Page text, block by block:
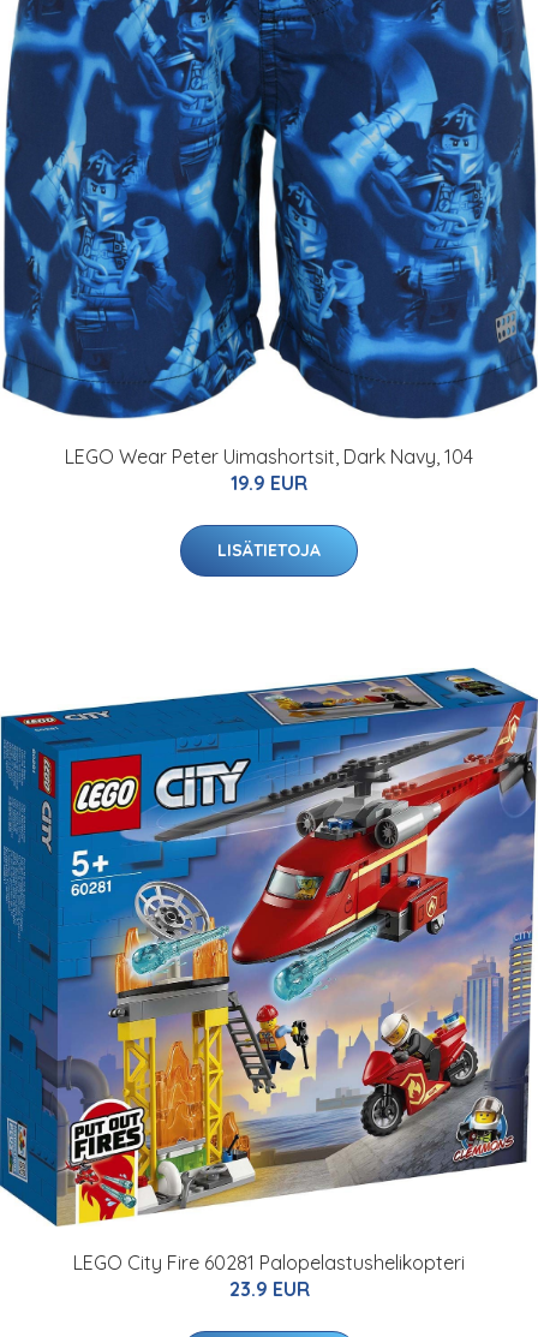
LEGO Wear Peter Uimashortsit, Dark Navy, 104
19.9 EUR
LISÄTIETOJA
LEGO City Fire 60281 Palopelastushelikopteri
23.9 EUR